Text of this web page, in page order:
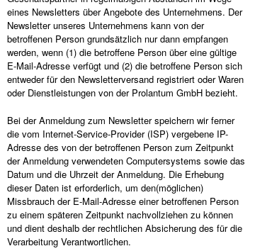
eines Newsletters über Angebote des Unternehmens. Der
Newsletter unseres Unternehmens kann von der
betroffenen Person grundsätzlich nur dann empfangen
werden, wenn (1) die betroffene Person über eine gültige
E-Mail-Adresse verfügt und (2) die betroffene Person sich
entweder für den Newsletterversand registriert oder Waren
oder Dienstleistungen von der Prolantum GmbH bezieht.
Bei der Anmeldung zum Newsletter speichern wir ferner
die vom Internet-Service-Provider (ISP) vergebene IP-
Adresse des von der betroffenen Person zum Zeitpunkt
der Anmeldung verwendeten Computersystems sowie das
Datum und die Uhrzeit der Anmeldung. Die Erhebung
dieser Daten ist erforderlich, um den(möglichen)
Missbrauch der E-Mail-Adresse einer betroffenen Person
zu einem späteren Zeitpunkt nachvollziehen zu können
und dient deshalb der rechtlichen Absicherung des für die
Verarbeitung Verantwortlichen.